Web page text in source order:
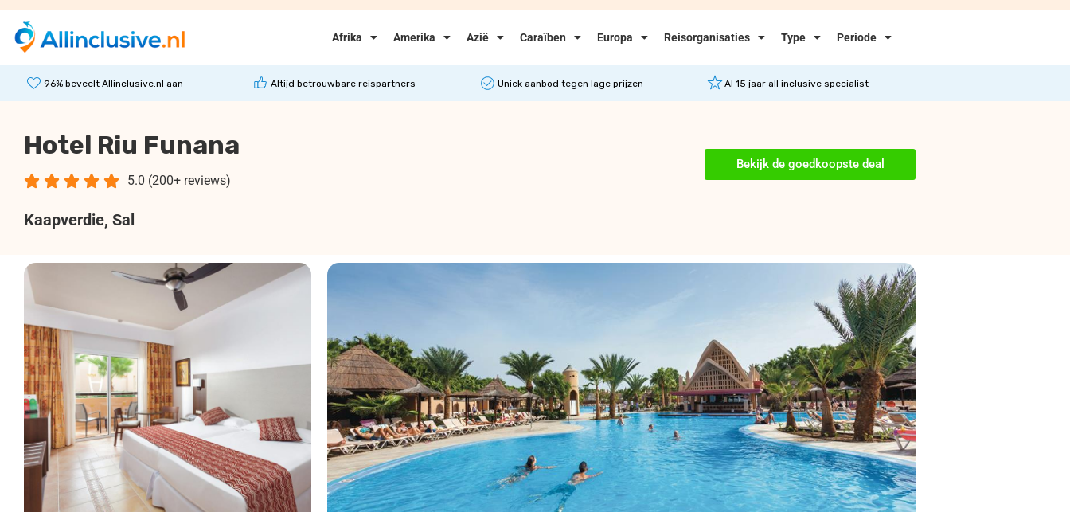
Afrika Amerika Azië Caraïben Europa Reisorganisaties Type Periode
96% beveelt Allinclusive.nl aan Altijd betrouwbare reispartners Uniek aanbod tegen lage prijzen Al 15 jaar all inclusive specialist
Hotel Riu Funana
5.0 (200+ reviews)
    
Kaapverdie, Sal
Bekijk de goedkoopste deal